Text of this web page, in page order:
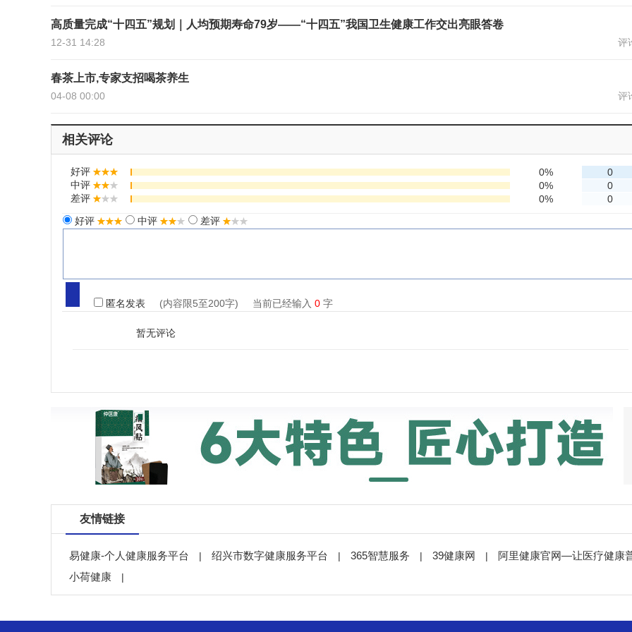
高质量完成“十四五”规划｜人均预期寿命79岁——“十四五”我国卫生健康工作交出亮眼答卷
12-31 14:28 评
春茶上市,专家支招喝茶养生
04-08 00:00 评
相关评论
好评 0%
0
中评
0%
0
差评
0%
0
好评
中评 差评
匿名发表 (内容限5至200字) 当前已经输入 0 字
暂无评论
友情链接
易健康-个人健康服务平台 | 绍兴市数字健康服务平台 | 365智慧服务 | 39健康网 | 阿里健康官网—让医疗健康
小荷健康 |